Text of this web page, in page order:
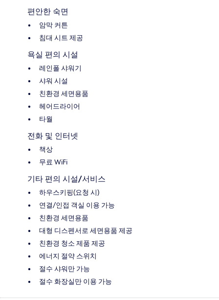
편안한 숙면
암막 커튼
침대 시트 제공
욕실 편의 시설
레인폴 샤워기
샤워 시설
친환경 세면용품
헤어드라이어
타월
전화 및 인터넷
책상
무료 WiFi
기타 편의 시설/서비스
하우스키핑(요청 시)
연결/인접 객실 이용 가능
친환경 세면용품
대형 디스펜서로 세면용품 제공
친환경 청소 제품 제공
에너지 절약 스위치
절수 샤워만 가능
절수 화장실만 이용 가능